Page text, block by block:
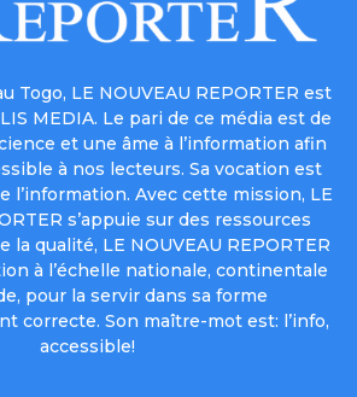
Togo, LE NOUVEAU REPORTER est
MEDIA. Le pari de ce média est de
et une âme à l’information afin
à nos lecteurs. Sa vocation est
l’information. Avec cette mission, LE
s’appuie sur des ressources
la qualité, LE NOUVEAU REPORTER
à l’échelle nationale, continentale
pour la servir dans sa forme
correcte. Son maître-mot est: l’info,
accessible!